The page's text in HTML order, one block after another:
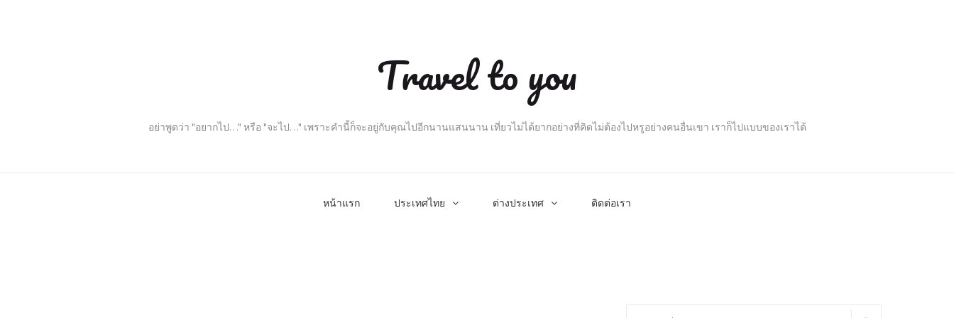
Travel to you
อย่าพูดว่า "อยากไป…" หรือ "จะไป…" เพราะคำนี้ก็จะอยู่กับคุณไปอีกนานแสนนาน เที่ยวไม่ได้ยากอย่างที่คิดไม่ต้องไปหรูอย่างคนอื่นเขา เราก็ไปแบบของเราได้
หน้าแรก ประเทศไทย ต่างประเทศ ติดต่อเรา